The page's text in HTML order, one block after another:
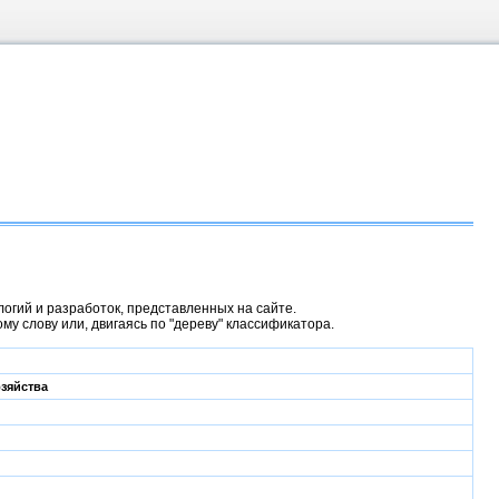
и разработок, представленных на сайте.
слову или, двигаясь по "дереву" классификатора.